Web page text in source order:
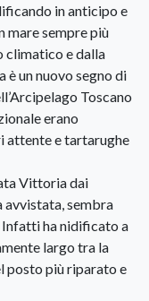
in anticipo e
mare sempre più
climatico e dalla
un nuovo segno di
Toscano
erano
attente e tartarughe
Vittoria dai
avvistata, sembra
Infatti ha nidificato a
largo tra la
posto più riparato e